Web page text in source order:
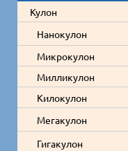
Кулон
Нанокулон
Микрокулон
Милликулон
Килокулон
Мегакулон
Гигакулон